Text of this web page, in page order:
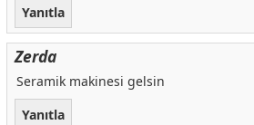
Yanıtla
Zerda
Seramik makinesi gelsin
Yanıtla